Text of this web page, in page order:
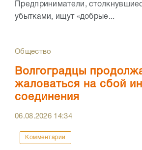
Предприниматели,
убытками, ищут «добрые...
Общество
Волгоградцы
жаловаться на сбой
соединения
06.08.2026 14:34
Комментарии